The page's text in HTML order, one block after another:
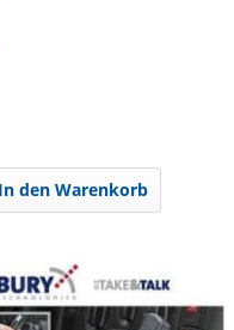
In den Warenkorb